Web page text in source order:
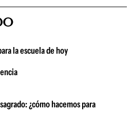
la escuela de hoy
¿cómo hacemos para